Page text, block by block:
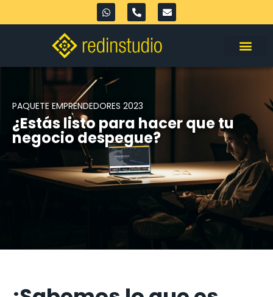
PAQUETE EMPRENDEDORES 2023
¿Estás listo para hacer que tu
negocio despegue?